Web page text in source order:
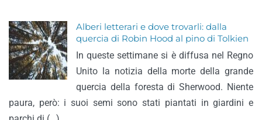
Alberi letterari e dove trovarli: dalla
quercia di Robin Hood al pino di Tolkien
In queste settimane si è diffusa nel Regno
Unito la notizia della morte della grande
quercia della foresta di Sherwood. Niente
paura, però: i suoi semi sono stati piantati in giardini e